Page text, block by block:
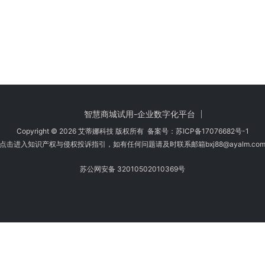
智慧商城试用-企业数字化平台
Copyright © 2026 艾蒂娜科技 版权所有 备案号： 苏ICP备17076682号-1
点击进入知识产权与侵权投诉指引，如有任何问题请及时联系邮箱bxj88@ayalm.com
苏公网安备 32010502010369号